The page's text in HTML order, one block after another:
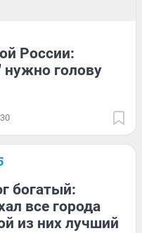
России:
нужно голову
30
богатый:
все города
из них лучший